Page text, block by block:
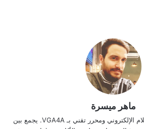
ماهر ميسرة
"صحفي متخصص في الإعلام الإلكتروني ومحرر تقني بـ VGA4A. يجمع بين